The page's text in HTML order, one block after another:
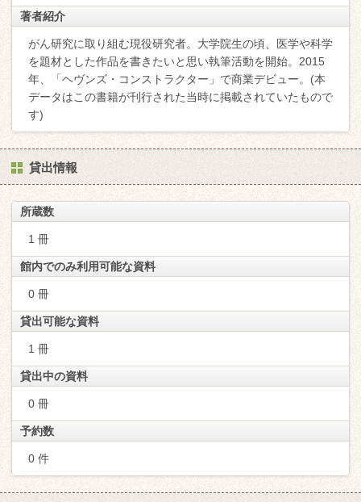
著者紹介
がん研究に取り組む現役研究者。大学院生の頃、医学や科学
を題材とした作品を書きたいと思い執筆活動を開始。2015
年、「ヘヴンズ・コンストラクター」で商業デビュー。(本
データはこの書籍が刊行された当時に掲載されていたもので
す)
貸出情報
所蔵数
1 冊
館内でのみ利用可能な資料
0 冊
貸出可能な資料
1 冊
貸出中の資料
0 冊
予約数
0 件